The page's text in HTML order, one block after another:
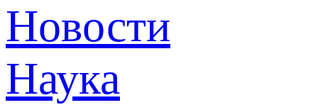
Новости
Наука